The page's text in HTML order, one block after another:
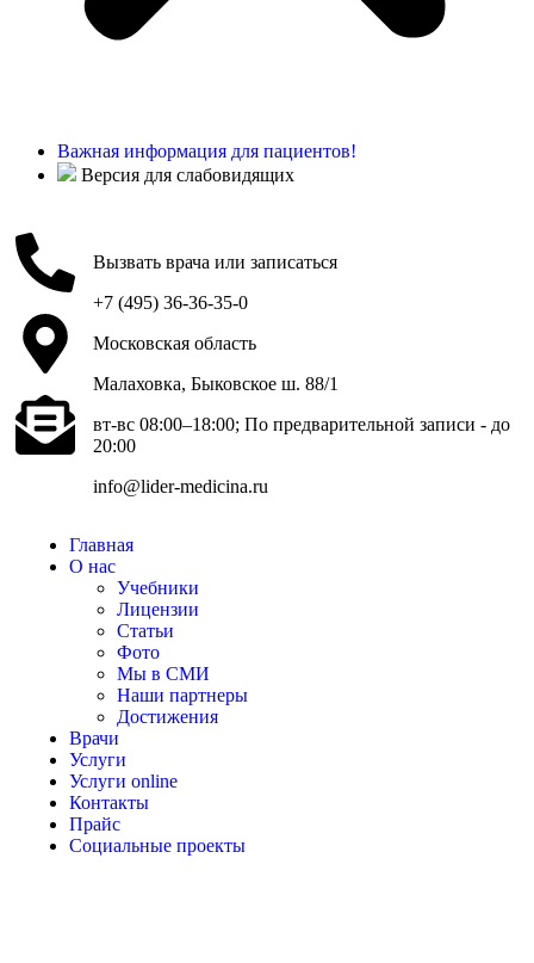
Важная информация для пациентов!
Версия для слабовидящих
Вызвать врача или записаться
+7 (495) 36-36-35-0
Московская область
Малаховка, Быковское ш. 88/1
вт-вс 08:00–18:00; По предварительной записи - до
20:00
info@lider-medicina.ru
Главная
О нас
Учебники
Лицензии
Статьи
Фото
Мы в СМИ
Наши партнеры
Достижения
Врачи
Услуги
Услуги online
Контакты
Прайс
Социальные проекты